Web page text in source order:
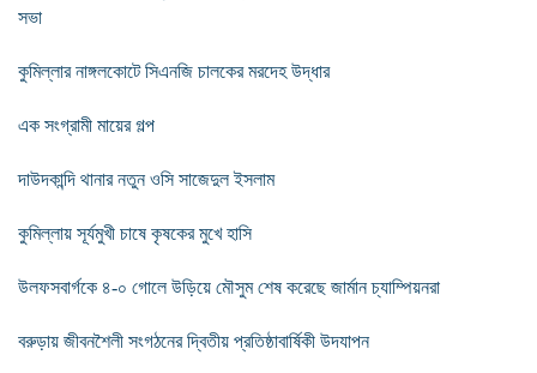
সভা
কুমিল্লার নাঙ্গলকোটে সিএনজি চালকের মরদেহ উদ্ধার
এক সংগ্রামী মায়ের গল্প
দাউদকান্দি থানার নতুন ওসি সাজেদুল ইসলাম
কুমিল্লায় সূর্যমুখী চাষে কৃষকের মুখে হাসি
উলফসবার্গকে ৪-০ গোলে উড়িয়ে মৌসুম শেষ করেছে জার্মান চ্যাম্পিয়নরা
বরুড়ায় জীবনশৈলী সংগঠনের দ্বিতীয় প্রতিষ্ঠাবার্ষিকী উদযাপন